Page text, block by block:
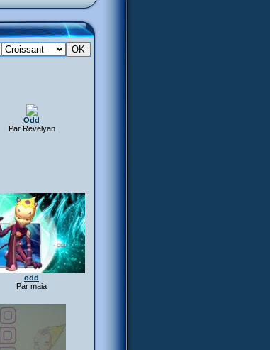
Odd
Par Revelyan
odd
Par maia